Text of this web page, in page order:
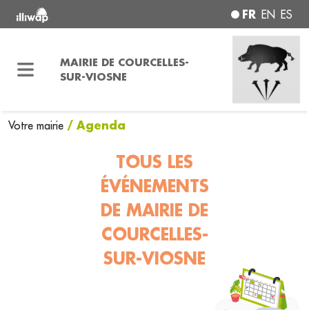
FR EN ES
MAIRIE DE COURCELLES-
SUR-VIOSNE
Votre mairie / Agenda
TOUS LES
ÉVÉNEMENTS
DE MAIRIE DE
COURCELLES-
SUR-VIOSNE